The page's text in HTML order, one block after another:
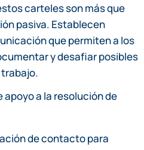
carteles son más que
pasiva. Establecen
que permiten a los
y desafiar posibles
a la resolución de
de contacto para